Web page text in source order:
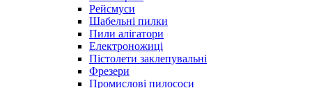
Рейсмуси
Шабельні пилки
Пили алігатори
Електроножиці
Пістолети заклепувальні
Фрезери
Промислові пилососи